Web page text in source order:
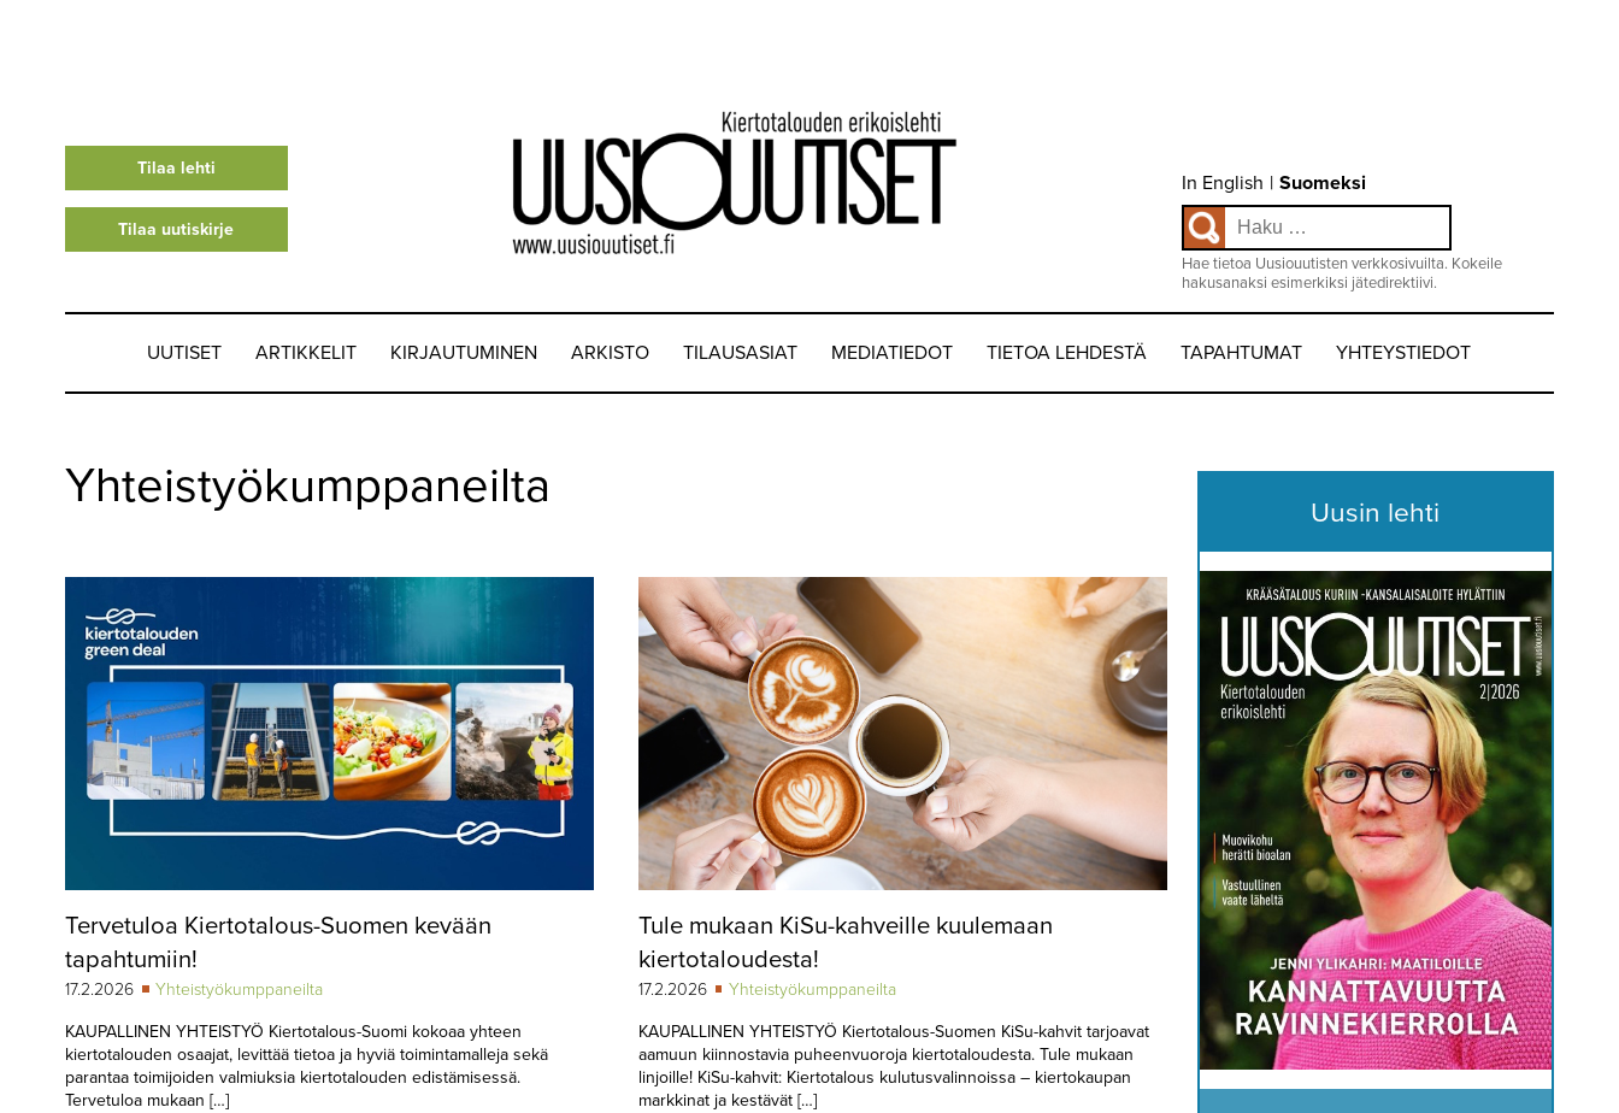
Tilaa lehti
Tilaa uutiskirje
Choose
language
Valitse
kieli:
In English | Suomeksi
Haku:
Hae tietoa Uusiouutisten verkkosivuilta. Kokeile
hakusanaksi esimerkiksi jätedirektiivi.
UUTISET ARTIKKELIT KIRJAUTUMINEN ARKISTO TILAUSASIAT MEDIATIEDOT TIETOA LEHDESTÄ TAPAHTUMAT YHTEYSTIEDOT
ARTIKKELIT
ARKISTO
TILAUSASIAT
MEDIATIEDOT
TIETOA
YHTEYSTIEDOT
Yhteistyökumppaneilta
Tervetuloa Kiertotalous-Suomen kevään
tapahtumiin!
17.2.2026 Yhteistyökumppaneilta
KAUPALLINEN YHTEISTYÖ Kiertotalous-Suomi kokoaa yhteen
kiertotalouden osaajat, levittää tietoa ja hyviä toimintamalleja sekä
parantaa toimijoiden valmiuksia kiertotalouden edistämisessä.
Tervetuloa mukaan […]
Tule mukaan KiSu-kahveille kuulemaan
kiertotaloudesta!
17.2.2026 Yhteistyökumppaneilta
KAUPALLINEN YHTEISTYÖ Kiertotalous-Suomen KiSu-kahvit tarjoavat
aamuun kiinnostavia puheenvuoroja kiertotaloudesta. Tule mukaan
linjoille! KiSu-kahvit: Kiertotalous kulutusvalinnoissa – kiertokaupan
markkinat ja kestävät […]
Uusin lehti